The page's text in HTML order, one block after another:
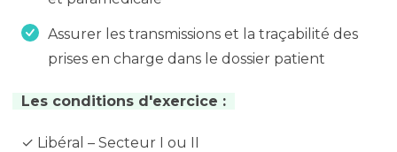
Assurer les transmissions et la traçabilité des
prises en charge dans le dossier patient
Les conditions d'exercice :
✓ Libéral – Secteur I ou II